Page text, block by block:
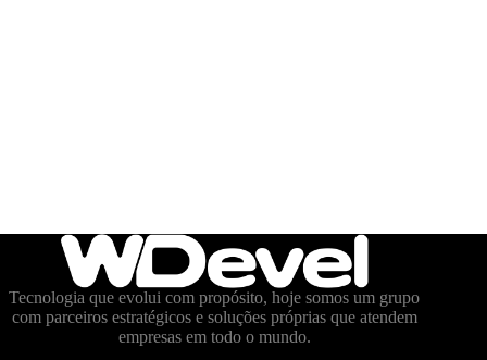
Tecnologia que evolui com propósito, hoje somos um grupo
com parceiros estratégicos e soluções próprias que atendem
empresas em todo o mundo.